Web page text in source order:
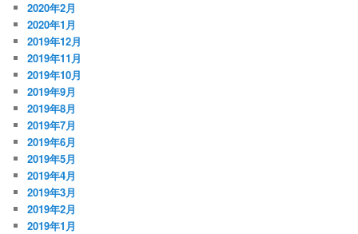
2020年2月
2020年1月
2019年12月
2019年11月
2019年10月
2019年9月
2019年8月
2019年7月
2019年6月
2019年5月
2019年4月
2019年3月
2019年2月
2019年1月